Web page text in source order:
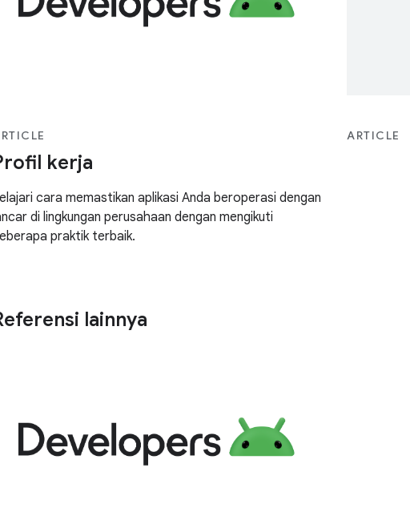
kerja
cara memastikan aplikasi Anda beroperasi dengan
di lingkungan perusahaan dengan mengikuti
praktik terbaik.
ARTICLE
lainnya